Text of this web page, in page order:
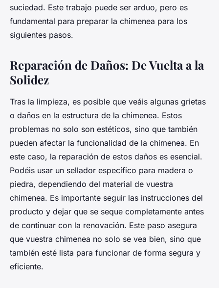
suciedad. Este trabajo puede ser arduo, pero es
fundamental para preparar la chimenea para los
siguientes pasos.
Reparación de Daños: De Vuelta a la
Solidez
Tras la limpieza, es posible que veáis algunas grietas
o daños en la estructura de la chimenea. Estos
problemas no solo son estéticos, sino que también
pueden afectar la funcionalidad de la chimenea. En
este caso, la reparación de estos daños es esencial.
Podéis usar un sellador específico para madera o
piedra, dependiendo del material de vuestra
chimenea. Es importante seguir las instrucciones del
producto y dejar que se seque completamente antes
de continuar con la renovación. Este paso asegura
que vuestra chimenea no solo se vea bien, sino que
también esté lista para funcionar de forma segura y
eficiente.